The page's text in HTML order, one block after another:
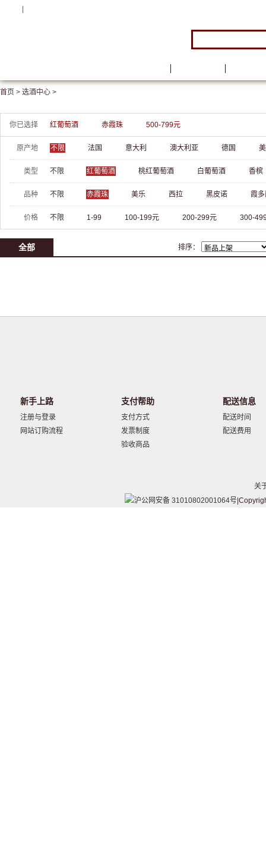
首页 > 选酒中心 >
你已选择 红葡萄酒 赤霞珠 500-799元
原产地 不限 法国 意大利 澳大利亚 德国
类型 不限 红葡萄酒 桃红葡萄酒 白葡萄酒 香槟
品种 不限 赤霞珠 美乐 西拉 黑皮诺 霞
价格 不限 1-99 100-199元 200-299元 300-
全部 排序：
新手上路
注册与登录
网站订购流程
支付帮助
支付方式
发票制度
验收商品
配送信息
配送时间
配送费用
关
沪公网安备 31010802001064号